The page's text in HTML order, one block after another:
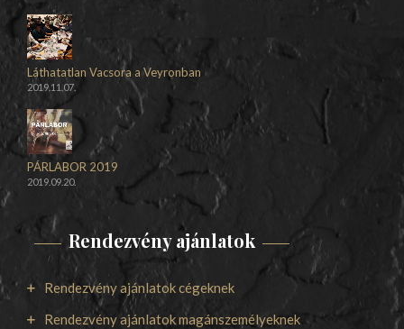
Láthatatlan Vacsora a Veyronban
2019.11.07.
PÁRLABOR 2019
2019.09.20.
Rendezvény ajánlatok
Rendezvény ajánlatok cégeknek
Rendezvény ajánlatok magánszemélyeknek